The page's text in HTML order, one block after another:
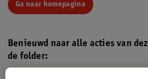
Ga naar homepagina
Benieuwd naar alle acties van
de folder: